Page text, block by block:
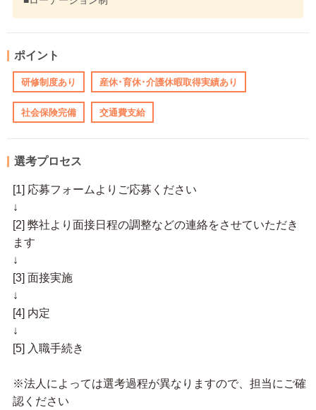
ポイント
研修制度あり 産休･育休･介護休暇取得実績あり
社会保険完備 交通費支給
選考プロセス
[1] 応募フォームよりご応募ください
↓
[2] 弊社より面接日程の調整などの連絡をさせていただき
ます
↓
[3] 面接実施
↓
[4] 内定
↓
[5] 入職手続き
※法人によっては選考過程が異なりますので、担当にご確
認ください